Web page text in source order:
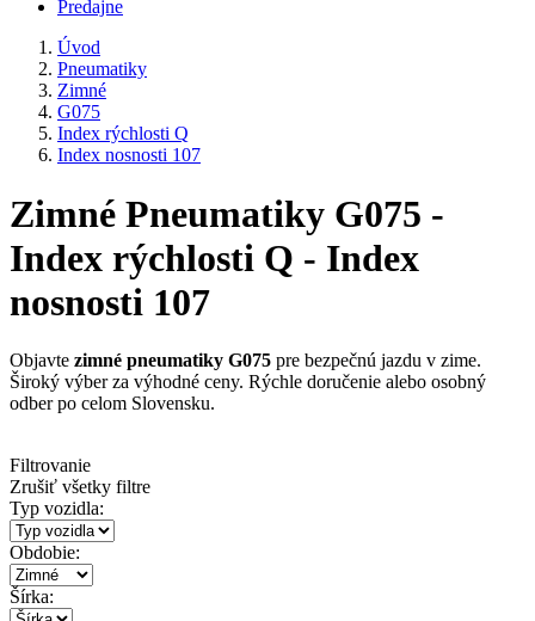
Predajne
Úvod
Pneumatiky
Zimné
G075
Index rýchlosti Q
Index nosnosti 107
Zimné Pneumatiky G075 -
Index rýchlosti Q - Index
nosnosti 107
Objavte zimné pneumatiky G075 pre bezpečnú jazdu v zime.
Široký výber za výhodné ceny. Rýchle doručenie alebo osobný
odber po celom Slovensku.
Filtrovanie
Zrušiť všetky filtre
Typ vozidla:
Obdobie:
Šírka: